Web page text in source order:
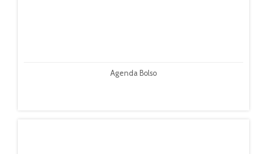
Agenda Bolso